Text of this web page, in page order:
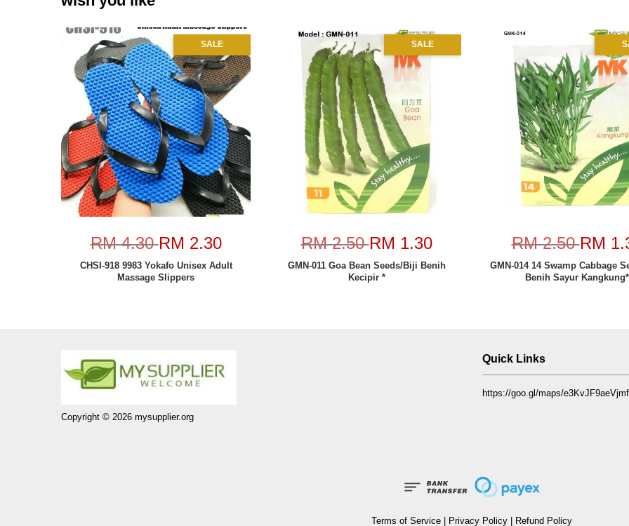
SALE
RM 4.30RM 2.30
CHSI-918 9983 Yokafo Unisex Adult
Massage Slippers
SALE
RM 2.50RM 1.30
GMN-011 Goa Bean Seeds/Biji Benih
Kecipir *
RM 2.50RM
GMN-014 14 Swamp Cabbage
Benih Sayur Kangkung*
Copyright © 2026 mysupplier.org
Quick Links
https://goo.gl/maps/
Terms of Service | Privacy Policy | Refund Policy